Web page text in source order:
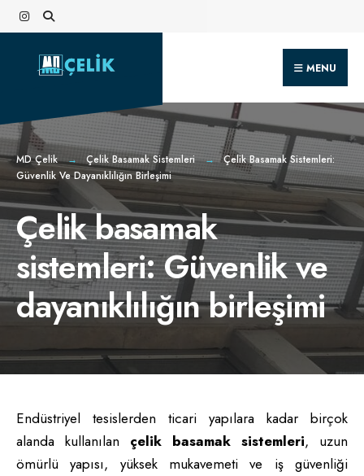
Skip
to
content
MENU
MD Çelik Çelik Basamak Sistemleri
Çelik Basamak Sistemleri:
Güvenlik Ve Dayanıklılığın Birleşimi
Çelik basamak
sistemleri: Güvenlik ve
dayanıklılığın birleşimi
Endüstriyel tesislerden ticari yapılara kadar birçok
alanda kullanılan çelik basamak sistemleri, uzun
ömürlü yapısı, yüksek mukavemeti ve iş güvenliği
Search
for: